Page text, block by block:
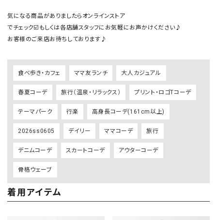
気になる商品がありましたらオンラインストア
でチェック☑️もしくは各店舗スタッフにお気軽にお声かけください♪
お客様のご来店お待ちしております♪
食べ歩き・カフェ ママ友ランチ 大人カジュアル
春夏コーデ 旅行（温泉・リラックス） プリント・ロゴTコーデ
テーマパーク 行楽 高身長コーデ(161cm以上)
2026ss0605 デイリー ママコーデ 旅行
デニムコーデ スカートコーデ アウターコーデ
骨格ウェーブ
着用アイテム